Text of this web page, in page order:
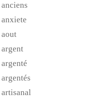
anciens
anxiete
aout
argent
argenté
argentés
artisanal